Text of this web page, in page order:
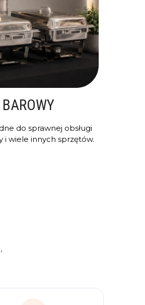
do sprawnej obsługi
i wiele innych sprzętów.